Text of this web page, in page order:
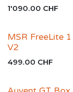
1'090.00 CHF
MSR FreeLite
V2
499.00 CHF